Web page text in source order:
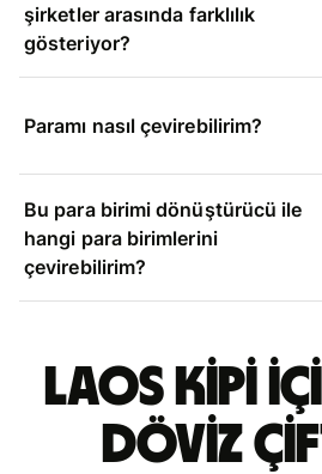
şirketler arasında farklılık
gösteriyor?
Paramı nasıl çevirebilirim?
Bu para birimi dönüştürücü ile
hangi para birimlerini
çevirebilirim?
Laos kipi
döviz